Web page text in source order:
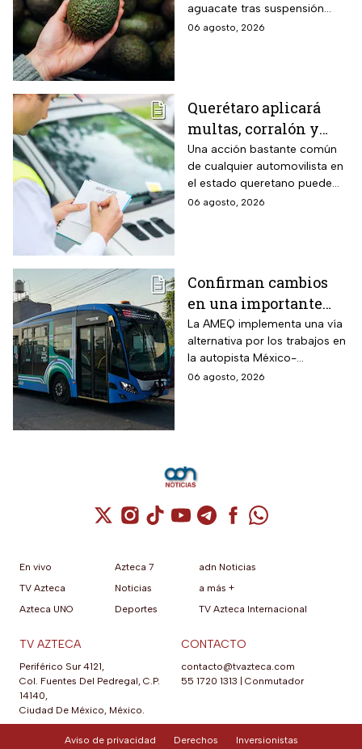
aguacate tras suspensión
temporal de exportaciones de
06 agosto, 2026
Querétaro aplicará
multas, corralón y
hasta arresto a
quienes cometan esta
infracción con su auto
Una acción bastante común
de cualquier automovilista en
el estado queretano puede
derivar en una dura sanción
06 agosto, 2026
Confirman cambios
en una importante
ruta de Querétaro
durante 28 días por
obras en la Carretera
Federal 57
La AMEQ implementa una vía
alternativa por los trabajos en
la autopista México-
Querétaro.
06 agosto, 2026
Cuenta de X / Twitter (se abre en una
Cuenta de Instagram (se abre en una
Cuenta de TikTok (se abre en
Cuenta de YouTube (se abre
Cuenta de Telegram (se
Cuenta de
Cuenta de
En vivo
TV Azteca
Azteca UNO
Azteca 7
Noticias
Deportes
adn Noticias
a más +
TV Azteca Internacional
TV AZTECA
Periférico Sur 4121,
Col. Fuentes Del Pedregal, C.P.
14140,
Ciudad De México, México.
CONTACTO
contacto@tvazteca.com
55 1720 1313
Conmutador
Aviso de privacidad Derechos Inversionistas